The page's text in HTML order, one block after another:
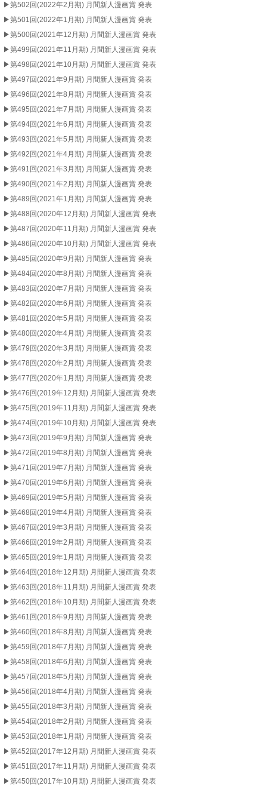
▶︎第502回(2022年2月期) 月間新人漫画賞 発表
▶︎第501回(2022年1月期) 月間新人漫画賞 発表
▶︎第500回(2021年12月期) 月間新人漫画賞 発表
▶︎第499回(2021年11月期) 月間新人漫画賞 発表
▶︎第498回(2021年10月期) 月間新人漫画賞 発表
▶︎第497回(2021年9月期) 月間新人漫画賞 発表
▶︎第496回(2021年8月期) 月間新人漫画賞 発表
▶︎第495回(2021年7月期) 月間新人漫画賞 発表
▶︎第494回(2021年6月期) 月間新人漫画賞 発表
▶︎第493回(2021年5月期) 月間新人漫画賞 発表
▶︎第492回(2021年4月期) 月間新人漫画賞 発表
▶︎第491回(2021年3月期) 月間新人漫画賞 発表
▶︎第490回(2021年2月期) 月間新人漫画賞 発表
▶︎第489回(2021年1月期) 月間新人漫画賞 発表
▶︎第488回(2020年12月期) 月間新人漫画賞 発表
▶︎第487回(2020年11月期) 月間新人漫画賞 発表
▶︎第486回(2020年10月期) 月間新人漫画賞 発表
▶︎第485回(2020年9月期) 月間新人漫画賞 発表
▶︎第484回(2020年8月期) 月間新人漫画賞 発表
▶︎第483回(2020年7月期) 月間新人漫画賞 発表
▶︎第482回(2020年6月期) 月間新人漫画賞 発表
▶︎第481回(2020年5月期) 月間新人漫画賞 発表
▶︎第480回(2020年4月期) 月間新人漫画賞 発表
▶︎第479回(2020年3月期) 月間新人漫画賞 発表
▶︎第478回(2020年2月期) 月間新人漫画賞 発表
▶︎第477回(2020年1月期) 月間新人漫画賞 発表
▶︎第476回(2019年12月期) 月間新人漫画賞 発表
▶︎第475回(2019年11月期) 月間新人漫画賞 発表
▶︎第474回(2019年10月期) 月間新人漫画賞 発表
▶︎第473回(2019年9月期) 月間新人漫画賞 発表
▶︎第472回(2019年8月期) 月間新人漫画賞 発表
▶︎第471回(2019年7月期) 月間新人漫画賞 発表
▶︎第470回(2019年6月期) 月間新人漫画賞 発表
▶︎第469回(2019年5月期) 月間新人漫画賞 発表
▶︎第468回(2019年4月期) 月間新人漫画賞 発表
▶︎第467回(2019年3月期) 月間新人漫画賞 発表
▶︎第466回(2019年2月期) 月間新人漫画賞 発表
▶︎第465回(2019年1月期) 月間新人漫画賞 発表
▶︎第464回(2018年12月期) 月間新人漫画賞 発表
▶︎第463回(2018年11月期) 月間新人漫画賞 発表
▶︎第462回(2018年10月期) 月間新人漫画賞 発表
▶︎第461回(2018年9月期) 月間新人漫画賞 発表
▶︎第460回(2018年8月期) 月間新人漫画賞 発表
▶︎第459回(2018年7月期) 月間新人漫画賞 発表
▶︎第458回(2018年6月期) 月間新人漫画賞 発表
▶︎第457回(2018年5月期) 月間新人漫画賞 発表
▶︎第456回(2018年4月期) 月間新人漫画賞 発表
▶︎第455回(2018年3月期) 月間新人漫画賞 発表
▶︎第454回(2018年2月期) 月間新人漫画賞 発表
▶︎第453回(2018年1月期) 月間新人漫画賞 発表
▶︎第452回(2017年12月期) 月間新人漫画賞 発表
▶︎第451回(2017年11月期) 月間新人漫画賞 発表
▶︎第450回(2017年10月期) 月間新人漫画賞 発表